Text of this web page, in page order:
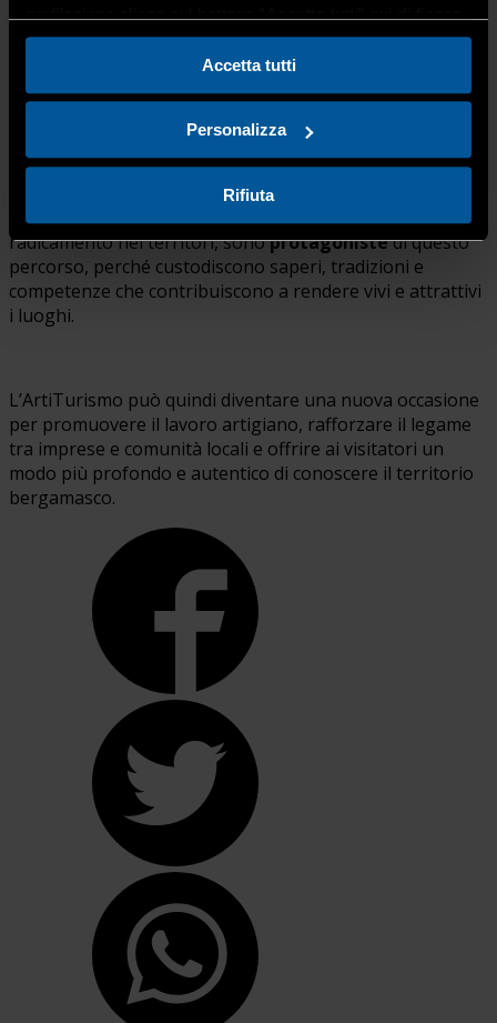
Accetta tutti
Personalizza
Rifiuta
lavoro.
Per Confartigianato, il turismo rigenerativo rappresenta
un’evoluzione concreta della sostenibilità: non si limita a
ridurre gli impatti, ma genera valore economico, sociale e
culturale per le comunità ospitanti.
artigiane, con la loro presenza diffusa e il loro
radicamento nei territori, sonoprotagonistedi questo
percorso, perché custodiscono saperi, tradizioni e
competenze che contribuiscono a rendere vivi e attrattivi
i luoghi.
L’ArtiTurismo può quindi diventare una nuova occasione
per promuovere il lavoro artigiano, rafforzare il legame
tra imprese e comunità locali e offrire ai visitatori un
modo più profondo e autentico di conoscere il territorio
bergamasco.